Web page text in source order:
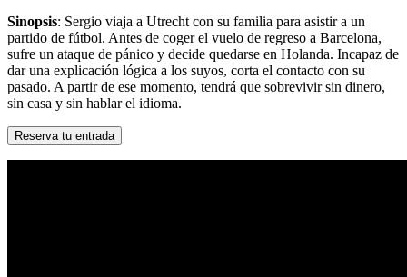
Sinopsis: Sergio viaja a Utrecht con su familia para asistir a un
partido de fútbol. Antes de coger el vuelo de regreso a Barcelona,
sufre un ataque de pánico y decide quedarse en Holanda. Incapaz de
dar una explicación lógica a los suyos, corta el contacto con su
pasado. A partir de ese momento, tendrá que sobrevivir sin dinero,
sin casa y sin hablar el idioma.
Reserva tu entrada